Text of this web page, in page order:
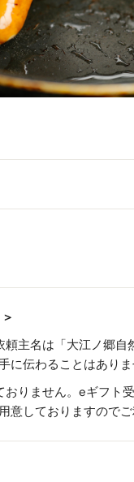
上がりいただけます。
および消費期限はすべ
豚肉
)、食塩、玉ねぎ、香辛料
レンジ・豚肉を含む)
)、玉ねぎ、食塩、香辛
レンジ・豚肉を含む)
主名は「大江ノ郷自
伝わることはありま
りません。eギフト
意しておりますのでご